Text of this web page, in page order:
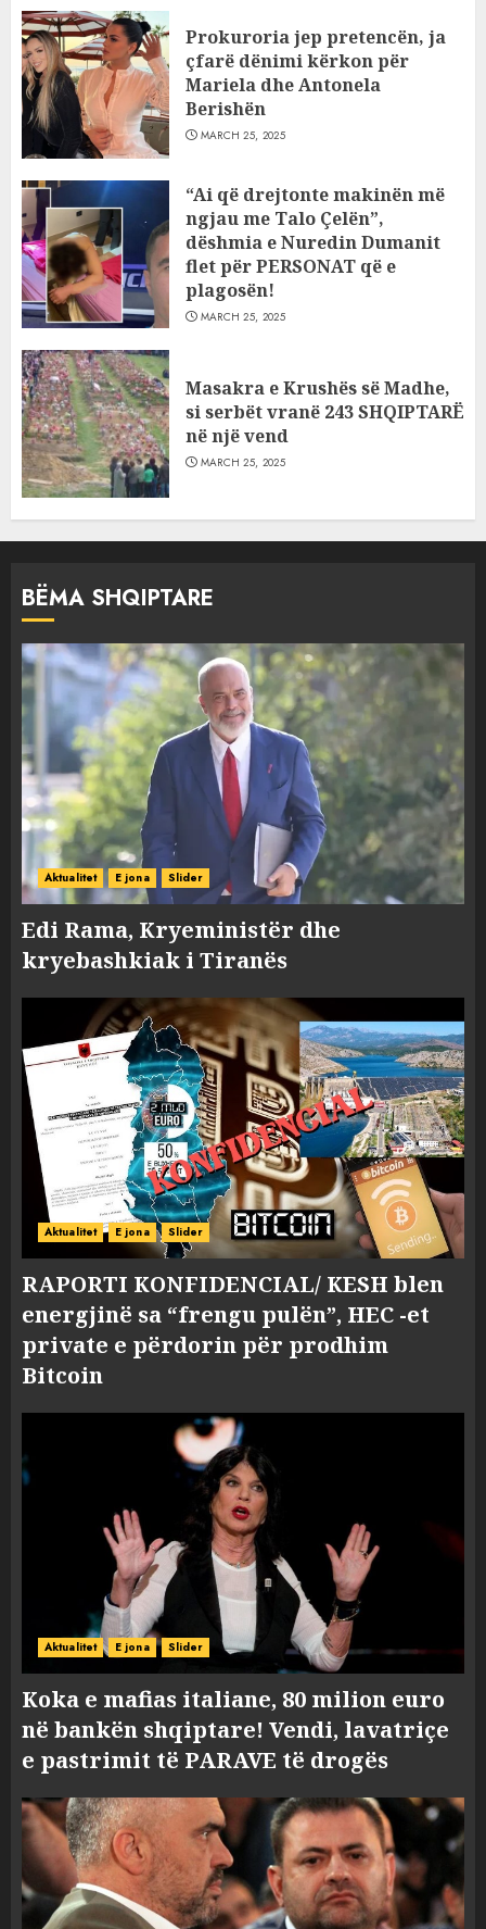
Prokuroria jep pretencën, ja
çfarë dënimi kërkon për
Mariela dhe Antonela
Berishën
MARCH 25, 2025
“Ai që drejtonte makinën më
ngjau me Talo Çelën”,
dëshmia e Nuredin Dumanit
flet për PERSONAT që e
plagosën!
MARCH 25, 2025
Masakra e Krushës së Madhe,
si serbët vranë 243 SHQIPTARË
në një vend
MARCH 25, 2025
BËMA SHQIPTARE
Aktualitet E jona Slider
Edi Rama, Kryeministër dhe
kryebashkiak i Tiranës
Aktualitet E jona Slider
RAPORTI KONFIDENCIAL/ KESH blen
energjinë sa “frengu pulën”, HEC -et
private e përdorin për prodhim
Bitcoin
Aktualitet E jona Slider
Koka e mafias italiane, 80 milion euro
në bankën shqiptare! Vendi, lavatriçe
e pastrimit të PARAVE të drogës